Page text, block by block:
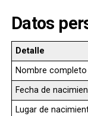
Datos
Detalle
Nombre completo
Fecha de
Lugar de